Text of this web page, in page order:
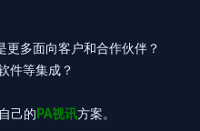
多面向客户和合作伙伴？
件等集成？
己的PA视讯方案。